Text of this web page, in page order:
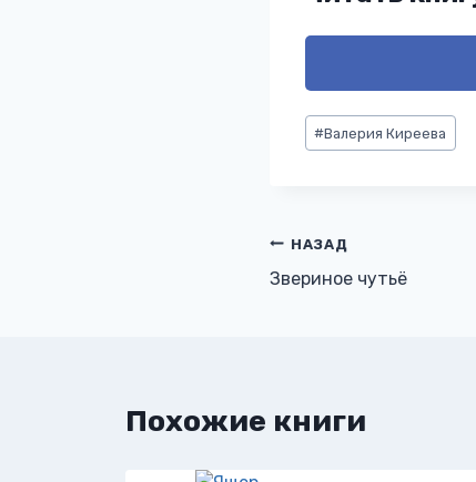
Метки
записи:
#Валерия Киреева
Навигация
по
НАЗАД
Звериное чутьё
Похожие книги